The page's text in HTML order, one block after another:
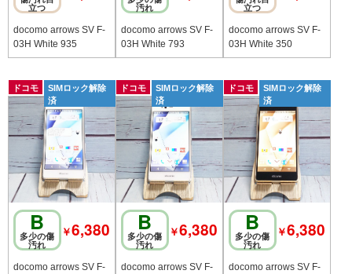
立つ
docomo arrows SV F-
03H White 935
汚れ
docomo arrows SV F-
03H White 793
立つ
docomo arrows SV F-
03H White 350
ドコモ
SIMロック解除
済
B
多少の傷
汚れ
￥6,380
docomo arrows SV F-
ドコモ
SIMロック解除
済
B
多少の傷
汚れ
￥6,380
docomo arrows SV F-
ドコモ
SIMロック解除
済
B
多少の傷
汚れ
￥6,380
docomo arrows SV F-